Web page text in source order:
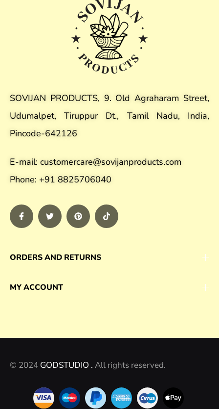
SOVIJAN PRODUCTS, 9. Old Agraharam Street,
Udumalpet, Tiruppur Dt., Tamil Nadu, India,
Pincode-642126
E-mail: customercare@sovijanproducts.com
Phone: +91 8825706040
ORDERS AND RETURNS
MY ACCOUNT
© 2024 GODSTUDIO . All rights reserved.